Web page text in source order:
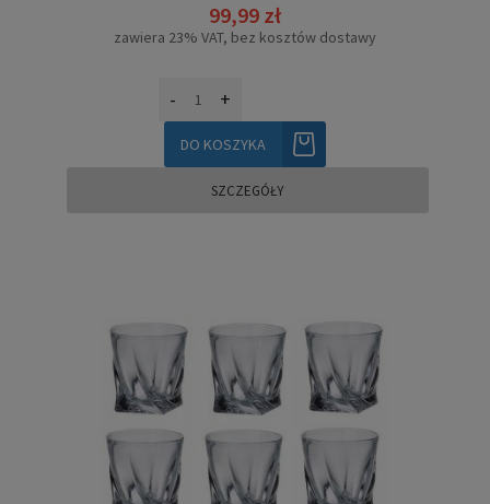
99,99 zł
zawiera 23% VAT, bez kosztów dostawy
- +
DO KOSZYKA
SZCZEGÓŁY